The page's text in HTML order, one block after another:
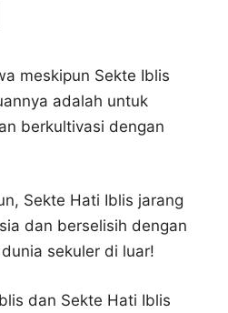
meskipun Sekte Iblis
adalah untuk
berkultivasi dengan
Sekte Hati Iblis jarang
dan berselisih dengan
sekuler di luar!
dan Sekte Hati Iblis